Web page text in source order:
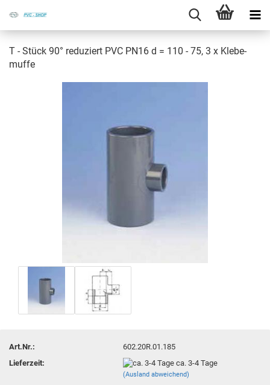
T - Stück 90° re­du­ziert PVC PN16 d = 110 - 75, 3 x Kle­be­
muf­fe
Art.Nr.:
602.20R.01.185
Lieferzeit:
ca. 3-4 Tage
(Ausland abweichend)